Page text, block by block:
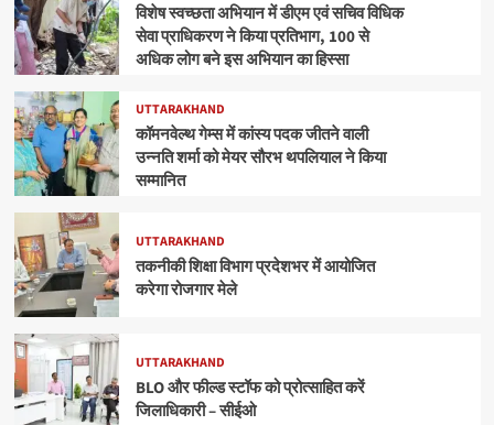
विशेष स्वच्छता अभियान में डीएम एवं सचिव विधिक
सेवा प्राधिकरण ने किया प्रतिभाग, 100 से
अधिक लोग बने इस अभियान का हिस्सा
UTTARAKHAND
कॉमनवेल्थ गेम्स में कांस्य पदक जीतने वाली
उन्नति शर्मा को मेयर सौरभ थपलियाल ने किया
सम्मानित
UTTARAKHAND
तकनीकी शिक्षा विभाग प्रदेशभर में आयोजित
करेगा रोजगार मेले
UTTARAKHAND
BLO और फील्ड स्टॉफ को प्रोत्साहित करें
जिलाधिकारी – सीईओ